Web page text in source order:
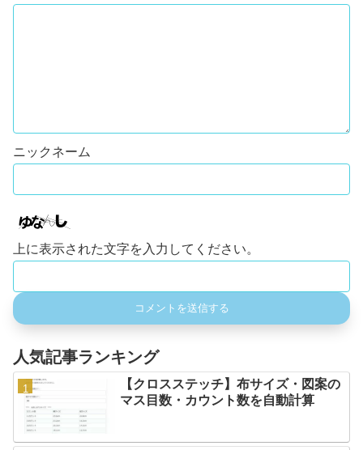
上に表示された文字を入力してください。
人気記事ランキング
【クロスステッチ】布サイズ・図案の
マス目数・カウント数を自動計算